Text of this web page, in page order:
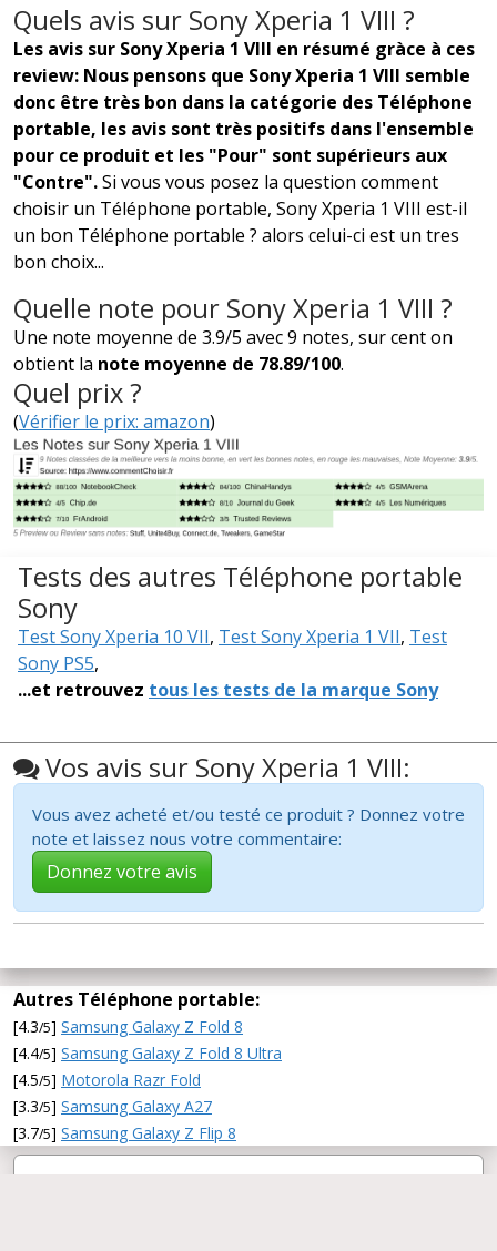
Quels avis sur Sony Xperia 1 VIII ?
Les avis sur Sony Xperia 1 VIII en résumé gràce à ces
review: Nous pensons que Sony Xperia 1 VIII semble
donc être très bon dans la catégorie des Téléphone
portable, les avis sont très positifs dans l'ensemble
pour ce produit et les "Pour" sont supérieurs aux
"Contre".Si vous vous posez la question comment
choisir un Téléphone portable, Sony Xperia 1 VIII est-il
un bon Téléphone portable ? alors celui-ci est un tres
bon choix...
Quelle note pour Sony Xperia 1 VIII ?
Une note moyenne de 3.9/5 avec 9 notes, sur cent on
obtient la note moyenne de 78.89/100.
Quel prix ?
(Vérifier le prix: amazon)
Tests des autres Téléphone portable
Sony
Test Sony Xperia 10 VII, Test Sony Xperia 1 VII, Test
Sony PS5,
...et retrouvez tous les tests de la marque Sony
Vos avis sur Sony Xperia 1 VIII:
Vous avez acheté et/ou testé ce produit ? Donnez votre
note et laissez nous votre commentaire:
Donnez votre avis
Autres Téléphone portable:
[4.3/5] Samsung Galaxy Z Fold 8
[4.4/5] Samsung Galaxy Z Fold 8 Ultra
[4.5/5] Motorola Razr Fold
[3.3/5] Samsung Galaxy A27
[3.7/5] Samsung Galaxy Z Flip 8